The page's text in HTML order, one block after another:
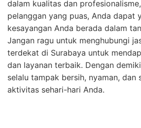
dalam kualitas dan
pelanggan yang puas, Anda dapat
kesayangan Anda berada dalam
Jangan ragu untuk menghubungi
terdekat di Surabaya untuk
dan layanan terbaik. Dengan
selalu tampak bersih, nyaman, dan
aktivitas sehari-hari Anda.